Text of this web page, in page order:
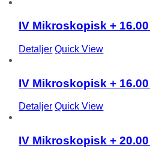
IV Mikroskopisk + 16.00
Detaljer Quick View
IV Mikroskopisk + 16.00
Detaljer Quick View
IV Mikroskopisk + 20.00